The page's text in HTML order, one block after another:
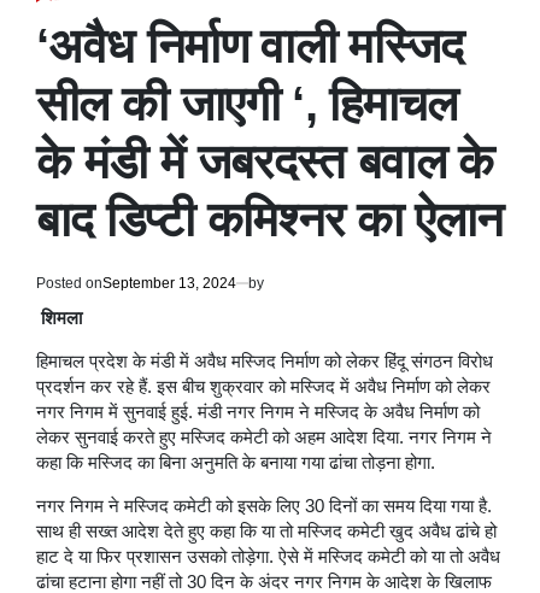
‘अवैध निर्माण वाली मस्जिद
सील की जाएगी ‘, हिमाचल
के मंडी में जबरदस्त बवाल के
बाद डिप्टी कमिश्नर का ऐलान
Posted onSeptember 13, 2024 by
शिमला
हिमाचल प्रदेश के मंडी में अवैध मस्जिद निर्माण को लेकर हिंदू संगठन विरोध
प्रदर्शन कर रहे हैं. इस बीच शुक्रवार को मस्जिद में अवैध निर्माण को लेकर
नगर निगम में सुनवाई हुई. मंडी नगर निगम ने मस्जिद के अवैध निर्माण को
लेकर सुनवाई करते हुए मस्जिद कमेटी को अहम आदेश दिया. नगर निगम ने
कहा कि मस्जिद का बिना अनुमति के बनाया गया ढांचा तोड़ना होगा.
नगर निगम ने मस्जिद कमेटी को इसके लिए 30 दिनों का समय दिया गया है.
साथ ही सख्त आदेश देते हुए कहा कि या तो मस्जिद कमेटी खुद अवैध ढांचे हो
हाट दे या फिर प्रशासन उसको तोड़ेगा. ऐसे में मस्जिद कमेटी को या तो अवैध
ढांचा हटाना होगा नहीं तो 30 दिन के अंदर नगर निगम के आदेश के खिलाफ